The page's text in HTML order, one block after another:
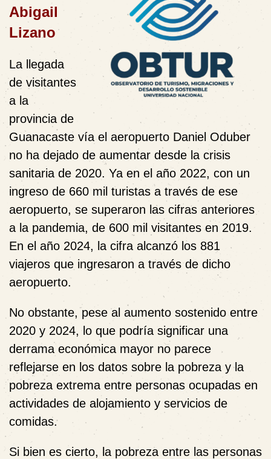
Abigail
Lizano
La llegada
de visitantes
a la
provincia de
Guanacaste vía el aeropuerto Daniel Oduber
no ha dejado de aumentar desde la crisis
sanitaria de 2020. Ya en el año 2022, con un
ingreso de 660 mil turistas a través de ese
aeropuerto, se superaron las cifras anteriores
a la pandemia, de 600 mil visitantes en 2019.
En el año 2024, la cifra alcanzó los 881
viajeros que ingresaron a través de dicho
aeropuerto.
No obstante, pese al aumento sostenido entre
2020 y 2024, lo que podría significar una
derrama económica mayor no parece
reflejarse en los datos sobre la pobreza y la
pobreza extrema entre personas ocupadas en
actividades de alojamiento y servicios de
comidas.
Si bien es cierto, la pobreza entre las personas